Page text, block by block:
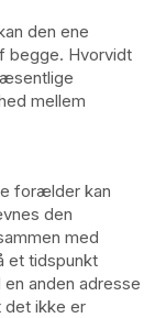
den ene
begge. Hvorvidt
mellem
forælder kan
den
med
et tidspunkt
anden adresse
det ikke er